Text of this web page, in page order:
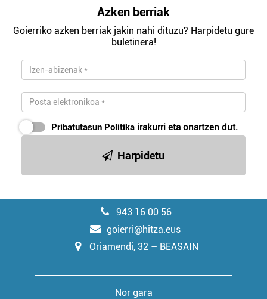
Azken berriak
Goierriko azken berriak jakin nahi dituzu? Harpidetu gure
buletinera!
Pribatutasun Politika irakurri eta onartzen dut.
Harpidetu
943 16 00 56
goierri@hitza.eus
Oriamendi, 32 – BEASAIN
Nor gara